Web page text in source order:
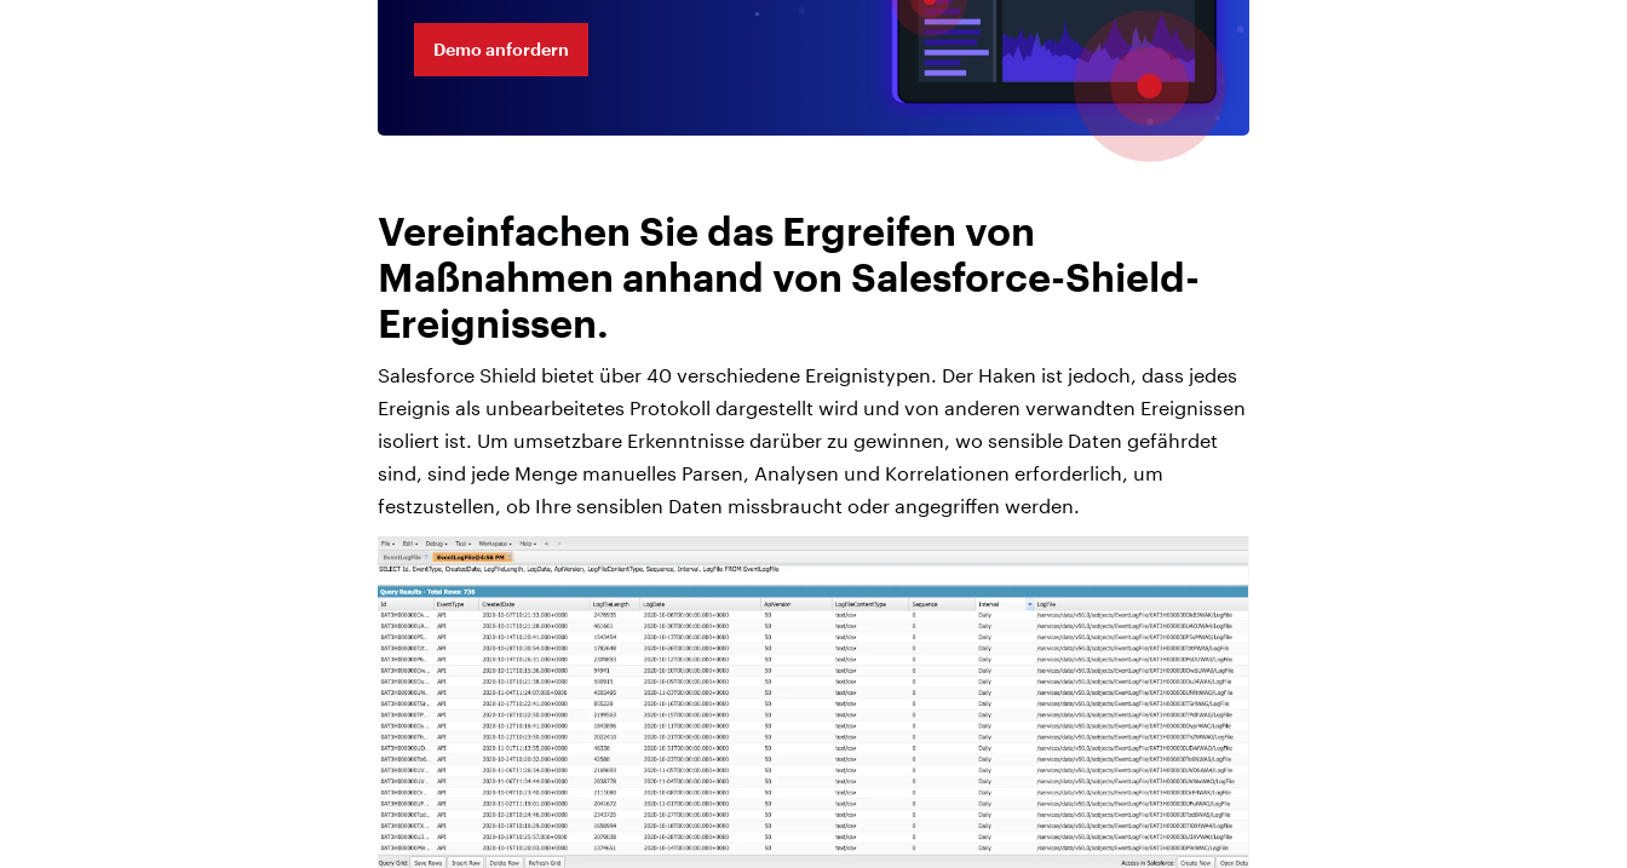
Demo anfordern
Vereinfachen Sie das Ergreifen von
Maßnahmen anhand von Salesforce-Shield-
Ereignissen.
Salesforce Shield bietet über 40 verschiedene Ereignistypen. Der Haken ist jedoch, dass jedes
Ereignis als unbearbeitetes Protokoll dargestellt wird und von anderen verwandten Ereignissen
isoliert ist. Um umsetzbare Erkenntnisse darüber zu gewinnen, wo sensible Daten gefährdet
sind, sind jede Menge manuelles Parsen, Analysen und Korrelationen erforderlich, um
festzustellen, ob Ihre sensiblen Daten missbraucht oder angegriffen werden.